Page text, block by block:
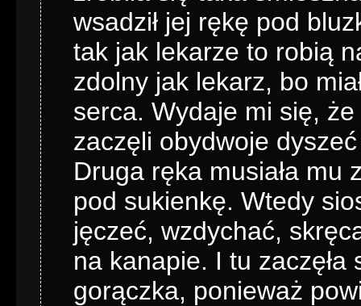
wsadził jej rękę pod
tak jak lekarze to robią
zdolny jak lekarz, bo
serca. Wydaje mi się,
zaczęli obydwoje
Druga ręka musiała mu
pod sukienkę. Wtedy
jęczeć, wzdychać,
na kanapie. I tu zaczęła
gorączka, ponieważ